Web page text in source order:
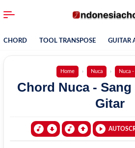
CHORD TOOL TRANSPOSE GUITAR
Home Nuca Nuca
Chord Nuca -
Gitar